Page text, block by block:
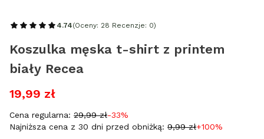
4.74(Oceny: 28 Recenzje: 0)
Koszulka męska t-shirt z printem
biały Recea
19,99 zł
Cena regularna: 29,99 zł-33%
Najniższa cena z 30 dni przed obniżką: 9,99 zł+100%